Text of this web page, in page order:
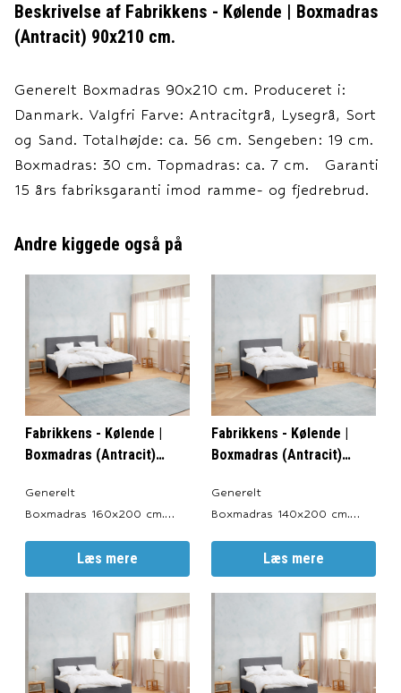
Beskrivelse af Fabrikkens - Kølende | Boxmadras
(Antracit) 90x210 cm.
Generelt Boxmadras 90x210 cm. Produceret i:
Danmark. Valgfri Farve: Antracitgrå, Lysegrå, Sort
og Sand. Totalhøjde: ca. 56 cm. Sengeben: 19 cm.
Boxmadras: 30 cm. Topmadras: ca. 7 cm. Garanti
15 års fabriksgaranti imod ramme- og fjedrebrud.
Andre kiggede også på
Fabrikkens - Kølende |
Boxmadras (Antracit)
Generelt
Boxmadras 160x200 cm.
Valgfri Farve: Antracitgrå,
Lysegrå, Sort og Sand.
Boxmadrasser: 30 cm.
Topmadras: ca. 7 cm.
Garanti 15 års
Læs mere
Fabrikkens - Kølende |
Boxmadras (Antracit)
Generelt
Boxmadras 140x200 cm.
Valgfri Farve: Antracitgrå,
Lysegrå, Sort og Sand.
Boxmadras: 30 cm.
Topmadras: ca. 7 cm.
Garanti 15 års
Læs mere